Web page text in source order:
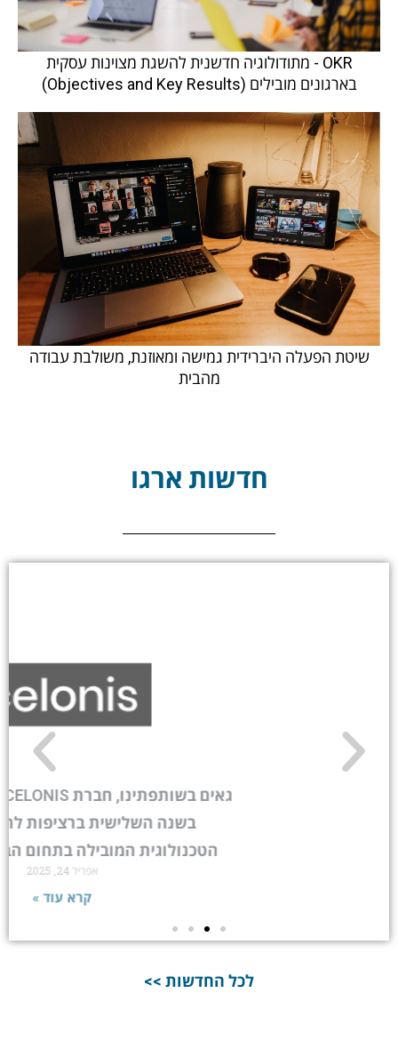
OKR - מתודולוגיה חדשנית להשגת מצוינות עסקית
בארגונים מובילים (Objectives and Key Results)
שיטת הפעלה היברידית גמישה ומאוזנת, משולבת עבודה
מהבית
חדשות ארגו
גאים בשותפתינו, חברת CELONIS בישראל, שזכתה
בשנה השלישית ברציפות להיות החברה
הטכנולוגית המובילה בתחום הבינה התהליכית
לכל החדשות >>